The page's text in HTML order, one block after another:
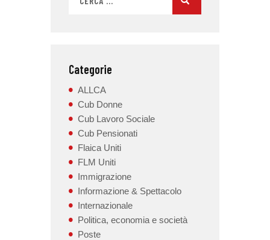
Categorie
ALLCA
Cub Donne
Cub Lavoro Sociale
Cub Pensionati
Flaica Uniti
FLM Uniti
Immigrazione
Informazione & Spettacolo
Internazionale
Politica, economia e società
Poste